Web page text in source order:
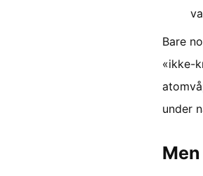
Bare
«ikke-
under